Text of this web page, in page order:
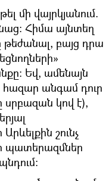
մի վայրկյանում.
Հիմա այնտեղ
թեժանալ, բայց դրա
Եվ, ամենայն
անգամ դուր
կով է),
շունչ
պատերազմներ